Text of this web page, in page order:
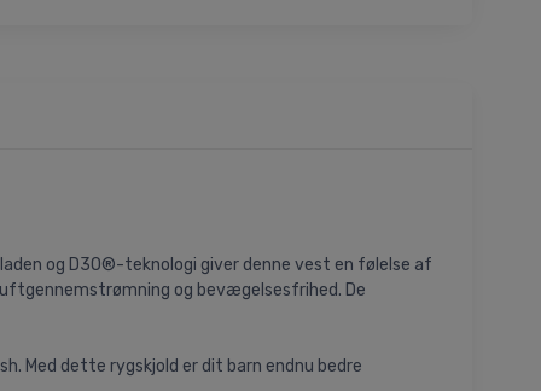
og D3O®-teknologi giver denne vest en følelse af
og bevægelsesfrihed. De
Med dette rygskjold er dit barn endnu bedre